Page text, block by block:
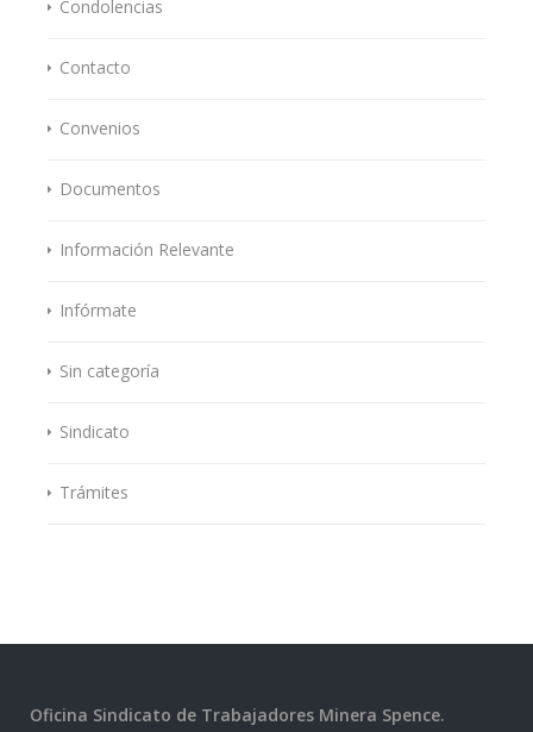
Condolencias
Contacto
Convenios
Documentos
Información Relevante
Infórmate
Sin categoría
Sindicato
Trámites
Oficina Sindicato de Trabajadores Minera Spence.